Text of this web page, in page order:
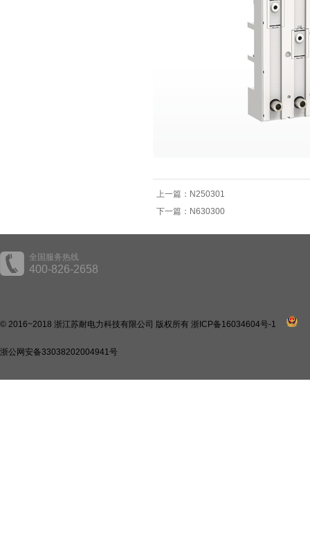
上一篇： N250301
下一篇： N630300
全国服务热线
400-826-2658
© 2016~2018 浙江苏耐电力科技有限公司 版权所有 浙ICP备16034604号-1
浙公网安备33038202004941号